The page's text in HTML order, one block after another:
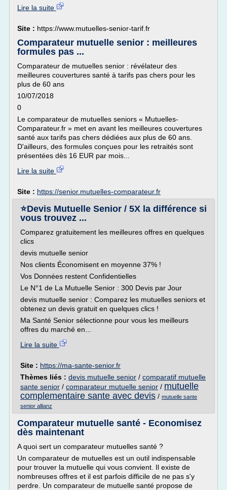
Lire la suite
Site : https://www.mutuelles-senior-tarif.fr
Comparateur mutuelle senior : meilleures
formules pas ...
Comparateur de mutuelles senior : révélateur des
meilleures couvertures santé à tarifs pas chers pour les
plus de 60 ans
10/07/2018
0
Le comparateur de mutuelles seniors « Mutuelles-
Comparateur.fr » met en avant les meilleures couvertures
santé aux tarifs pas chers dédiées aux plus de 60 ans.
D'ailleurs, des formules conçues pour les retraités sont
présentées dès 16 EUR par mois...
Lire la suite
Site : https://senior.mutuelles-comparateur.fr
⭐️Devis Mutuelle Senior / 5X la différence si
vous trouvez ...
Comparez gratuitement les meilleures offres en quelques
clics
devis mutuelle senior
Nos clients Économisent en moyenne 37% !
Vos Données restent Confidentielles
Le N°1 de La Mutuelle Senior : 300 Devis par Jour
devis mutuelle senior : Comparez les mutuelles seniors et
obtenez un devis gratuit en quelques clics !
Ma Santé Senior sélectionne pour vous les meilleurs
offres du marché en...
Lire la suite
Site : https://ma-sante-senior.fr
Thèmes liés : devis mutuelle senior / comparatif mutuelle
sante senior / comparateur mutuelle senior / mutuelle
complementaire sante avec devis / mutuelle sante
senior allianz
Comparateur mutuelle santé - Economisez
dès maintenant
A quoi sert un comparateur mutuelles santé ?
Un comparateur de mutuelles est un outil indispensable
pour trouver la mutuelle qui vous convient. Il existe de
nombreuses offres et il est parfois difficile de ne pas s'y
perdre. Un comparateur de mutuelle santé propose de